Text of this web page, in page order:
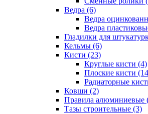
Ведра (6)
Ведра
Ведра
Гладилки для
Кельмы (6)
Кисти (23)
Круглые кисти (4)
Плоские кисти
Радиаторные
Ковши (2)
Правила алюминиевые
Тазы строительные (3)